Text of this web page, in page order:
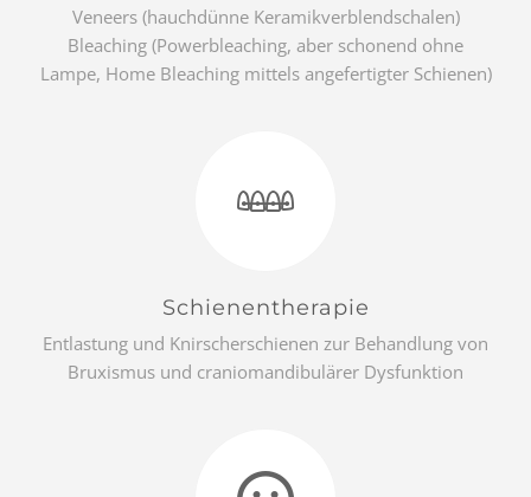
Veneers (hauchdünne Keramikverblendschalen)
Bleaching (Powerbleaching, aber schonend ohne
Lampe, Home Bleaching mittels angefertigter Schienen)
Schienentherapie
Entlastung und Knirscherschienen zur Behandlung von
Bruxismus und craniomandibulärer Dysfunktion